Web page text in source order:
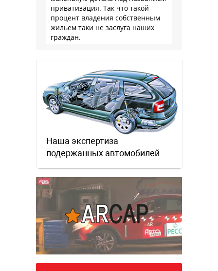
приватизация. Так что такой
процент владения собственным
жильем таки не заслуга наших
граждан.
Наша экспертиза
подержанных автомобилей